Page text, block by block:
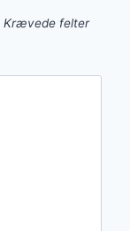
Krævede felter